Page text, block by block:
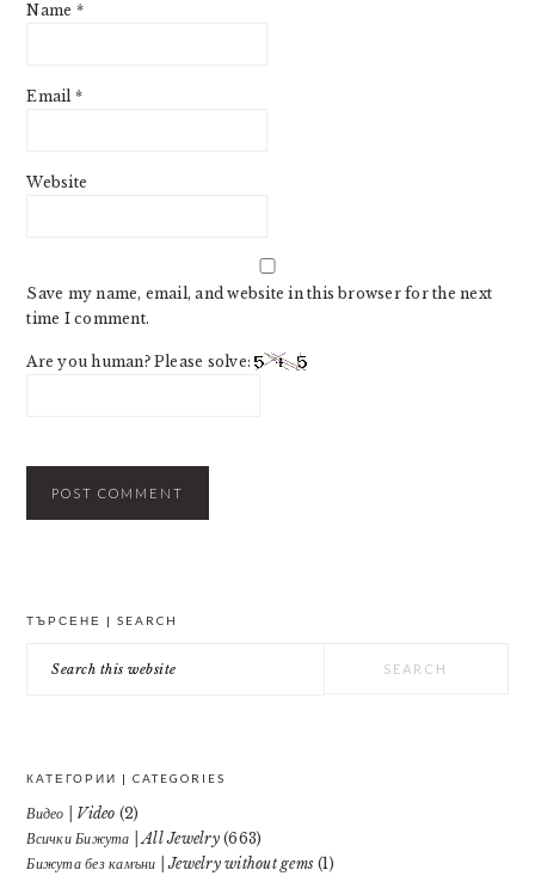
Name *
Email *
Website
Save my name, email, and website in this browser for the next
time I comment.
Are you human? Please solve:
ТЪРСЕНЕ | SEARCH
this
КАТЕГОРИИ | CATEGORIES
Видео | Video (2)
Всички Бижута | All Jewelry(663)
Бижута без камъни | Jewelry without gems (1)